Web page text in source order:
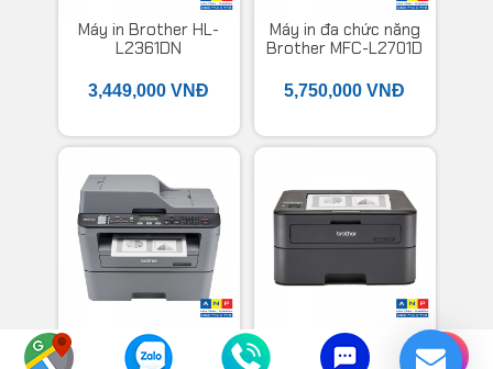
Máy in Brother HL-
L2361DN
3,449,000 VNĐ
Máy in đa chức năng
Brother MFC-L2701D
5,750,000 VNĐ
Máy in đa chức năng
Brother MFC-
Máy in Brother HL-
L2366DW